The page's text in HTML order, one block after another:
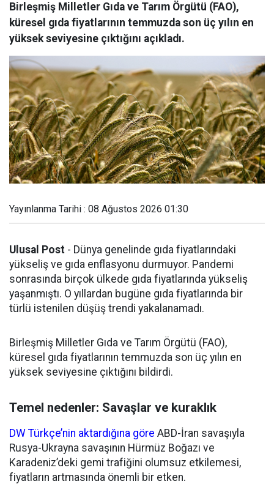
Birleşmiş Milletler Gıda ve Tarım Örgütü (FAO),
küresel gıda fiyatlarının temmuzda son üç yılın en
yüksek seviyesine çıktığını açıkladı.
Yayınlanma Tarihi : 08 Ağustos 2026 01:30
Ulusal Post - Dünya genelinde gıda fiyatlarındaki
yükseliş ve gıda enflasyonu durmuyor. Pandemi
sonrasında birçok ülkede gıda fiyatlarında yükseliş
yaşanmıştı. O yıllardan bugüne gıda fiyatlarında bir
türlü istenilen düşüş trendi yakalanamadı.
Birleşmiş Milletler Gıda ve Tarım Örgütü (FAO),
küresel gıda fiyatlarının temmuzda son üç yılın en
yüksek seviyesine çıktığını bildirdi.
Temel nedenler: Savaşlar ve kuraklık
DW Türkçe’nin aktardığına göre ABD-İran savaşıyla
Rusya-Ukrayna savaşının Hürmüz Boğazı ve
Karadeniz’deki gemi trafiğini olumsuz etkilemesi,
fiyatların artmasında önemli bir etken.